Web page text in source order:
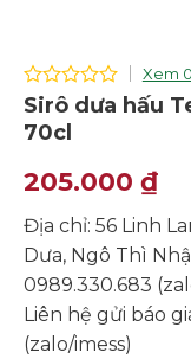
0
out
of
Xem
Sirô dưa hấu
70cl
205.000 ₫
Địa chỉ: 56 Linh
Dưa, Ngô Thì
0989.330.683
Liên hệ gửi báo
(zalo/imess)